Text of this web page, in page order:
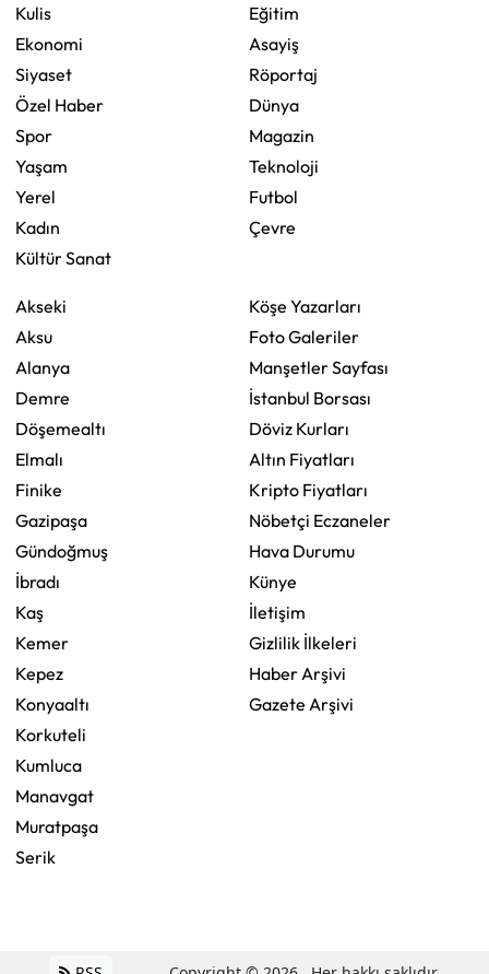
Kulis
Ekonomi
Siyaset
Özel Haber
Spor
Yaşam
Yerel
Kadın
Kültür Sanat
Eğitim
Asayiş
Röportaj
Dünya
Magazin
Teknoloji
Futbol
Çevre
Akseki
Aksu
Alanya
Demre
Döşemealtı
Elmalı
Finike
Gazipaşa
Gündoğmuş
İbradı
Kaş
Kemer
Kepez
Konyaaltı
Korkuteli
Kumluca
Manavgat
Muratpaşa
Serik
Köşe Yazarları
Foto Galeriler
Manşetler Sayfası
İstanbul Borsası
Döviz Kurları
Altın Fiyatları
Kripto Fiyatları
Nöbetçi Eczaneler
Hava Durumu
Künye
İletişim
Gizlilik İlkeleri
Haber Arşivi
Gazete Arşivi